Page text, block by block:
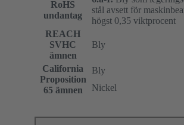
RoHS
undantag
stål avsett för
högst 0,35 viktprocent
REACH
SVHC
ämnen
Bly
California
Proposition
65 ämnen
Bly
Nickel